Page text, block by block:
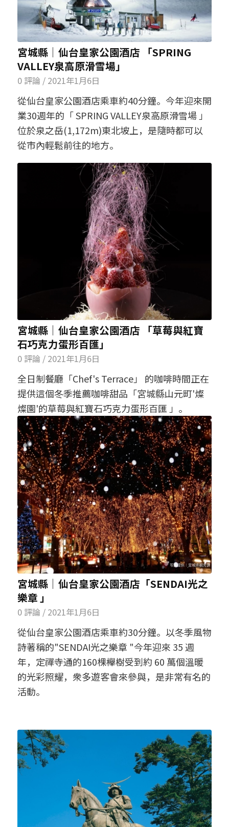
宮城縣│仙台皇家公園酒店 「SPRING
VALLEY泉高原滑雪場」
0 評論 / 2021年1月6日
從仙台皇家公園酒店乘車約40分鐘。今年迎來開
業30週年的「 SPRING VALLEY泉高原滑雪場 」
位於泉之岳(1,172m)東北坡上，是隨時都可以
從市內輕鬆前往的地方。
宮城縣│仙台皇家公園酒店 「草莓與紅寶
石巧克力蛋形百匯」
0 評論 / 2021年1月6日
全日制餐廳「Chef's Terrace」 的咖啡時間正在
提供這個冬季推薦咖啡甜品「宮城縣山元町'燦
燦園'的草莓與紅寶石巧克力蛋形百匯 」。
宮城縣│仙台皇家公園酒店「SENDAI光之
樂章 」
0 評論 / 2021年1月6日
從仙台皇家公園酒店乘車約30分鐘。以冬季風物
詩著稱的"SENDAI光之樂章 "今年迎來 35 週
年，定禪寺通的160棵櫸樹受到約 60 萬個溫暖
的光彩照耀，衆多遊客會來參與，是非常有名的
活動。